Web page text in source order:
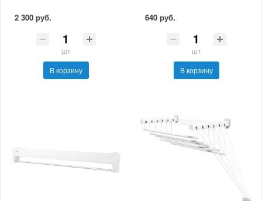
2 300 руб.
шт
В корзину
640 руб.
шт
В корзину